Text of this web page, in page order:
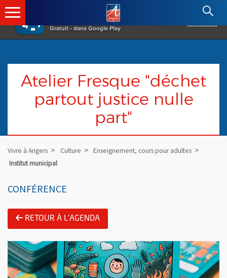
×
Gratuit - dans Google Play
Angers.fr : Retour à l'accueil
Atelier Fresque "déchet
partout justice nulle
part"
Vivre à Angers Culture
Enseignement, cours pour adultes
Institut municipal
CONFÉRENCE
RETOUR À L'AGENDA